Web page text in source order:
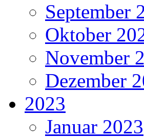
September
Oktober
November
Dezember
2023
Januar 2023